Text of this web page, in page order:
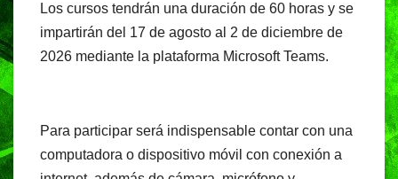
Los cursos tendrán una duración de 60 horas y se
impartirán del 17 de agosto al 2 de diciembre de
2026 mediante la plataforma Microsoft Teams.
Para participar será indispensable contar con una
computadora o dispositivo móvil con conexión a